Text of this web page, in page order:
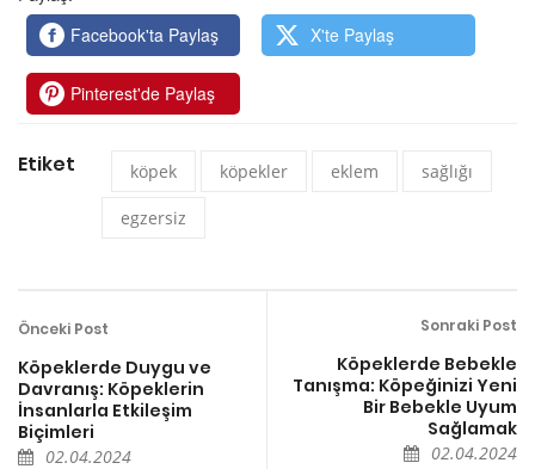
Facebook'ta Paylaş
X'te Paylaş
Pinterest'de Paylaş
Etiket köpek köpekler eklem sağlığı
egzersiz
Önceki Post
Köpeklerde Duygu ve
Davranış: Köpeklerin
İnsanlarla Etkileşim
Biçimleri
02.04.2024
Sonraki Post
Köpeklerde Bebekle
Tanışma: Köpeğinizi Yeni
Bir Bebekle Uyum
Sağlamak
02.04.2024